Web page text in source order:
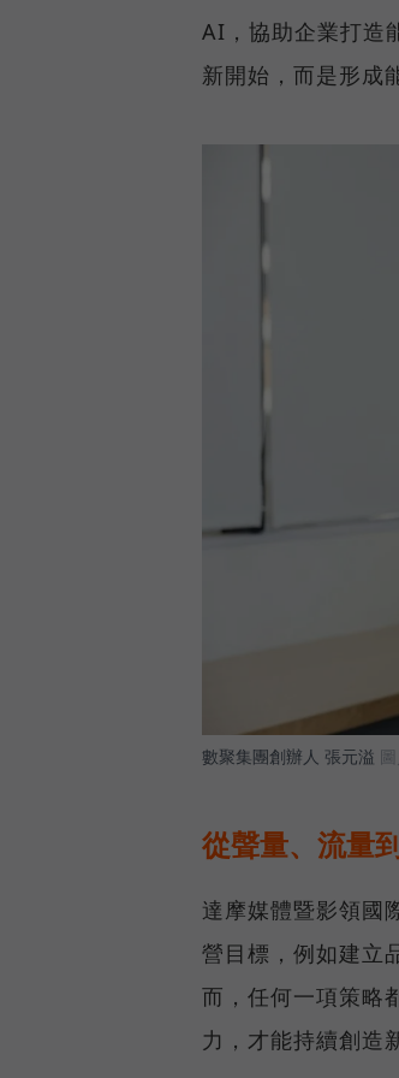
AI，協助企業打造
新開始，而是形成
數聚集團創辦人 張元溢
從聲量、流量
達摩媒體暨影領國
營目標，例如建立
而，任何一項策略
力，才能持續創造